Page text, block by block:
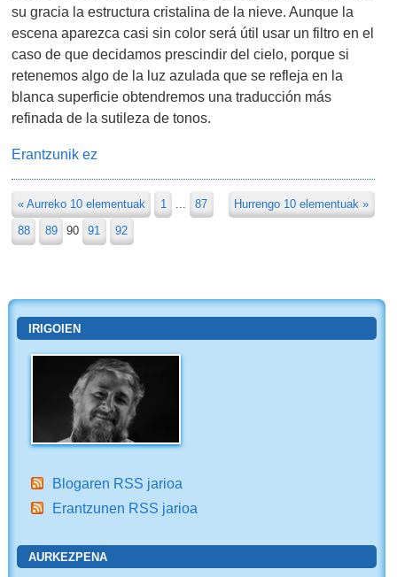
su gracia la estructura cristalina de la nieve. Aunque la
escena aparezca casi sin color será útil usar un filtro en el
caso de que decidamos prescindir del cielo, porque si
retenemos algo de la luz azulada que se refleja en la
blanca superficie obtendremos una traducción más
refinada de la sutileza de tonos.
Erantzunik ez
« Aurreko 10 elementuak Hurrengo 10 elementuak »
1 87
88 89 90 91 92
IRIGOIEN
Blogaren RSS jarioa
Erantzunen RSS jarioa
AURKEZPENA